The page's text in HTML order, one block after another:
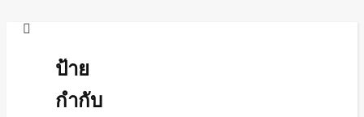
ป้าย
กำกับ